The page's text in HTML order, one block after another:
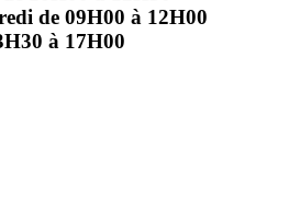
de 09H00 à 12H00
à 17H00